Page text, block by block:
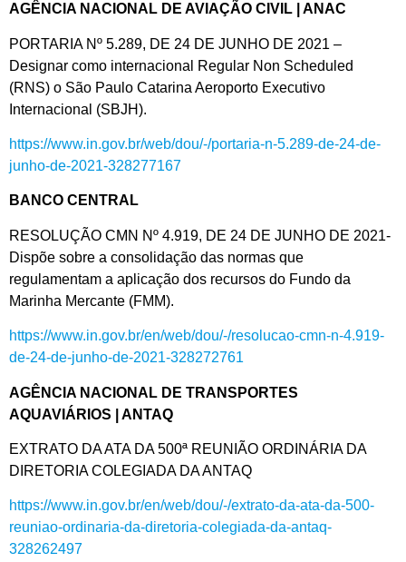
AGÊNCIA NACIONAL DE AVIAÇÃO CIVIL | ANAC
PORTARIA Nº 5.289, DE 24 DE JUNHO DE 2021 –
Designar como internacional Regular Non Scheduled
(RNS) o São Paulo Catarina Aeroporto Executivo
Internacional (SBJH).
https://www.in.gov.br/web/dou/-/portaria-n-5.289-de-24-de-
junho-de-2021-328277167
BANCO CENTRAL
RESOLUÇÃO CMN Nº 4.919, DE 24 DE JUNHO DE 2021-
Dispõe sobre a consolidação das normas que
regulamentam a aplicação dos recursos do Fundo da
Marinha Mercante (FMM).
https://www.in.gov.br/en/web/dou/-/resolucao-cmn-n-4.919-
de-24-de-junho-de-2021-328272761
AGÊNCIA NACIONAL DE TRANSPORTES
AQUAVIÁRIOS | ANTAQ
EXTRATO DA ATA DA 500ª REUNIÃO ORDINÁRIA DA
DIRETORIA COLEGIADA DA ANTAQ
https://www.in.gov.br/en/web/dou/-/extrato-da-ata-da-500-
reuniao-ordinaria-da-diretoria-colegiada-da-antaq-
328262497